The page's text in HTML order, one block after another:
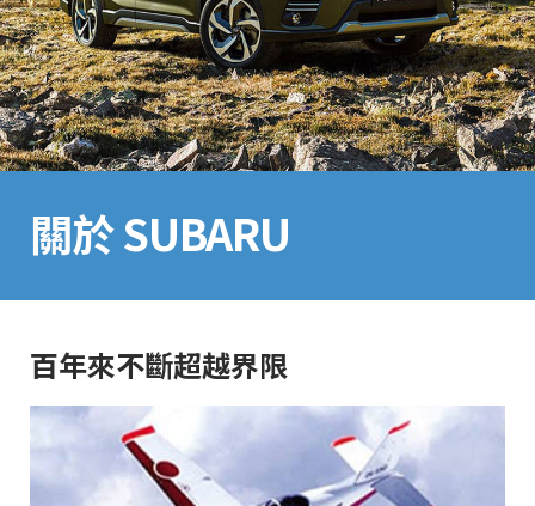
關於 SUBARU
百年來不斷超越界限